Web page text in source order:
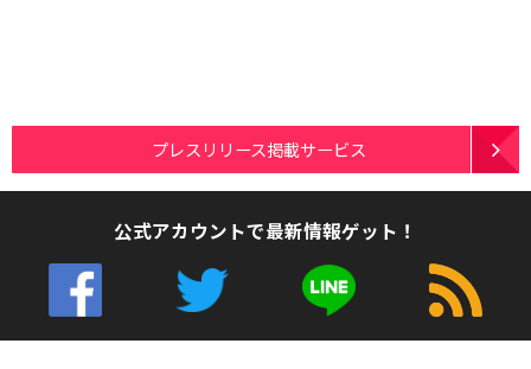
プレスリリース掲載サービス
公式アカウントで最新情報ゲット！